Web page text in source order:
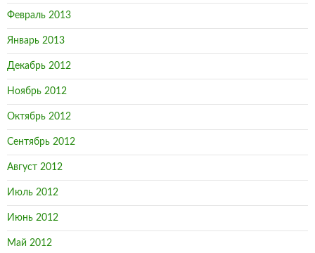
Февраль 2013
Январь 2013
Декабрь 2012
Ноябрь 2012
Октябрь 2012
Сентябрь 2012
Август 2012
Июль 2012
Июнь 2012
Май 2012